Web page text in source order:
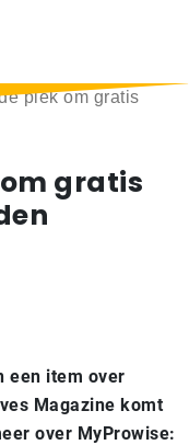
plek om gratis
gratis
een item over
Magazine komt
over MyProwise: